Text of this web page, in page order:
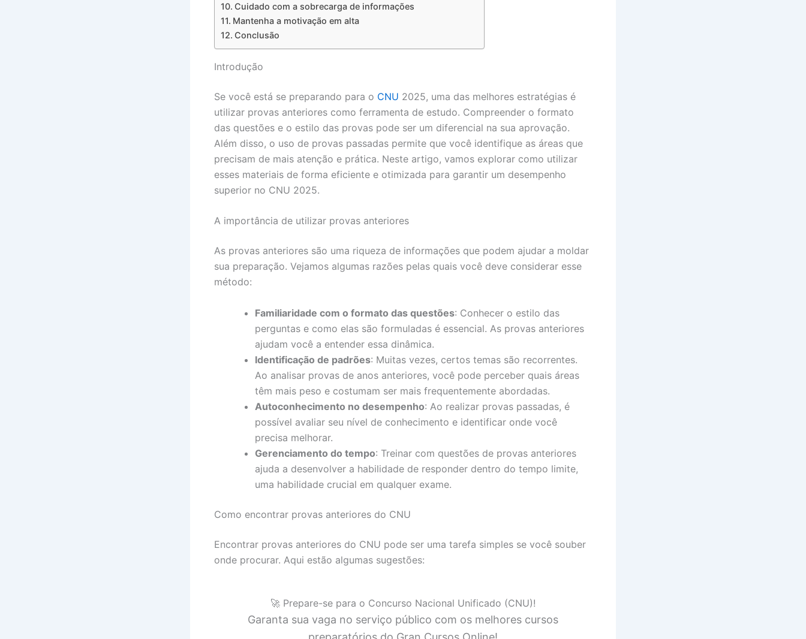
Cuidado com a sobrecarga de informações
Mantenha a motivação em alta
Conclusão
Introdução
Se você está se preparando para o CNU 2025, uma das melhores estratégias é
utilizar provas anteriores como ferramenta de estudo. Compreender o formato
das questões e o estilo das provas pode ser um diferencial na sua aprovação.
Além disso, o uso de provas passadas permite que você identifique as áreas que
precisam de mais atenção e prática. Neste artigo, vamos explorar como utilizar
esses materiais de forma eficiente e otimizada para garantir um desempenho
superior no CNU 2025.
A importância de utilizar provas anteriores
As provas anteriores são uma riqueza de informações que podem ajudar a moldar
sua preparação. Vejamos algumas razões pelas quais você deve considerar esse
método:
Familiaridade com o formato das questões: Conhecer o estilo das
perguntas e como elas são formuladas é essencial. As provas anteriores
ajudam você a entender essa dinâmica.
Identificação de padrões: Muitas vezes, certos temas são recorrentes.
Ao analisar provas de anos anteriores, você pode perceber quais áreas
têm mais peso e costumam ser mais frequentemente abordadas.
Autoconhecimento no desempenho: Ao realizar provas passadas, é
possível avaliar seu nível de conhecimento e identificar onde você
precisa melhorar.
Gerenciamento do tempo: Treinar com questões de provas anteriores
ajuda a desenvolver a habilidade de responder dentro do tempo limite,
uma habilidade crucial em qualquer exame.
Como encontrar provas anteriores do CNU
Encontrar provas anteriores do CNU pode ser uma tarefa simples se você souber
onde procurar. Aqui estão algumas sugestões:
🚀 Prepare-se para o Concurso Nacional Unificado (CNU)!
Garanta sua vaga no serviço público com os melhores cursos